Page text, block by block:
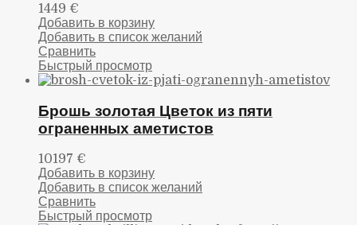
1449 €
Добавить в корзину
Добавить в список желаний
Сравнить
Быстрый просмотр
Брошь золотая Цветок из пяти
ограненных аметистов
10197 €
Добавить в корзину
Добавить в список желаний
Сравнить
Быстрый просмотр